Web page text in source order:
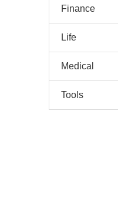
Finance
Life
Medical
Tools